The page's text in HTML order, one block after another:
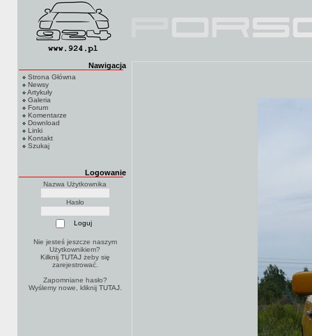
Nawigacja
Strona Główna
Newsy
Artykuły
Galeria
Forum
Komentarze
Download
Linki
Kontakt
Szukaj
Logowanie
Nazwa Użytkownika
Hasło
Nie jesteś jeszcze naszym
Użytkownikiem?
Kilknij TUTAJżeby się
zarejestrować.
Zapomniane hasło?
Wyślemy nowe, kliknij TUTAJ.